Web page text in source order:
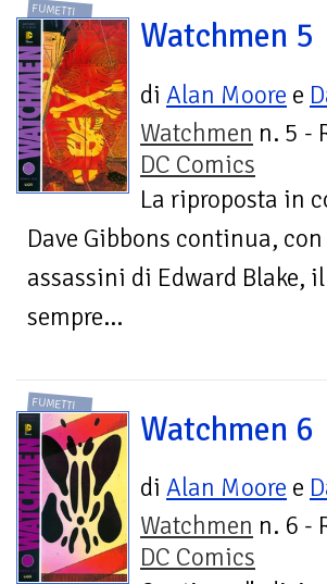
FUMETTI
Watchmen 5
di Alan Moore e
Watchmen n. 5 -
DC Comics
La riproposta in
Dave Gibbons continua,
assassini di Edward Blake,
sempre...
FUMETTI
Watchmen 6
di Alan Moore e
Watchmen n. 6 -
DC Comics